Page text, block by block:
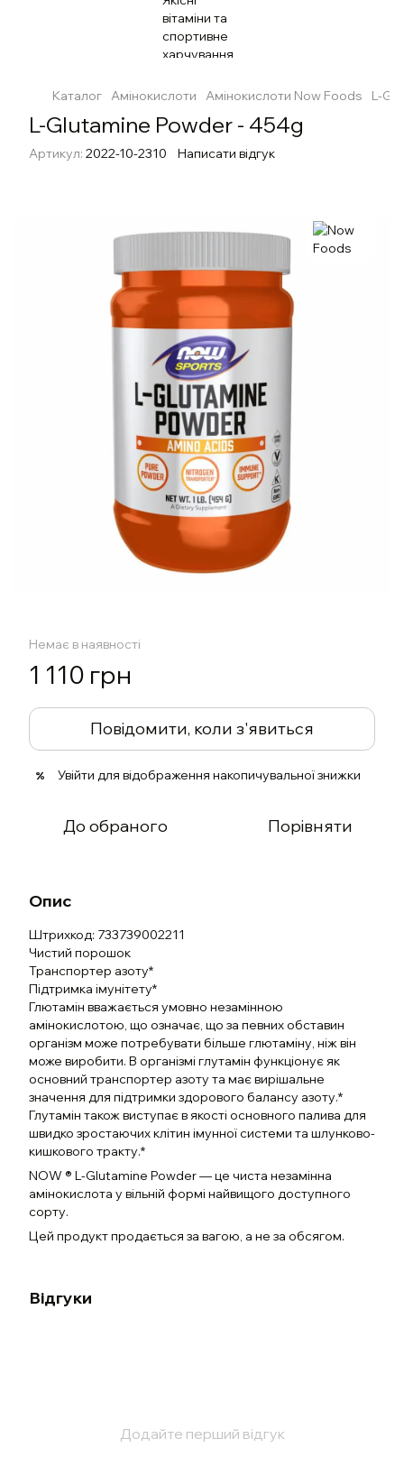
Каталог Амінокислоти Амінокислоти Now Foods L-
L-Glutamine Powder - 454g
Артикул: 2022-10-2310 Написати відгук
Немає в наявності
1 110 грн
Повідомити, коли з'явиться
% Увійти для відображення накопичувальної знижки
До обраного Порівняти
Опис
Штрихкод: 733739002211
Чистий порошок
Транспортер азоту*
Підтримка імунітету*
Глютамін вважається умовно незамінною
амінокислотою, що означає, що за певних обставин
організм може потребувати більше глютаміну, ніж він
може виробити. В організмі глутамін функціонує як
основний транспортер азоту та має вирішальне
значення для підтримки здорового балансу азоту.*
Глутамін також виступає в якості основного палива для
швидко зростаючих клітин імунної системи та шлунково-
кишкового тракту.*
NOW ® L-Glutamine Powder — це чиста незамінна
амінокислота у вільній формі найвищого доступного
сорту.
Цей продукт продається за вагою, а не за обсягом.
Відгуки
Додайте перший відгук